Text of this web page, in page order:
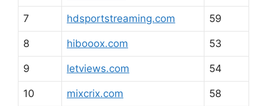
7 hdsportstreaming.com 59
8 hibooox.com 53
9 letviews.com 54
10 mixcrix.com 58